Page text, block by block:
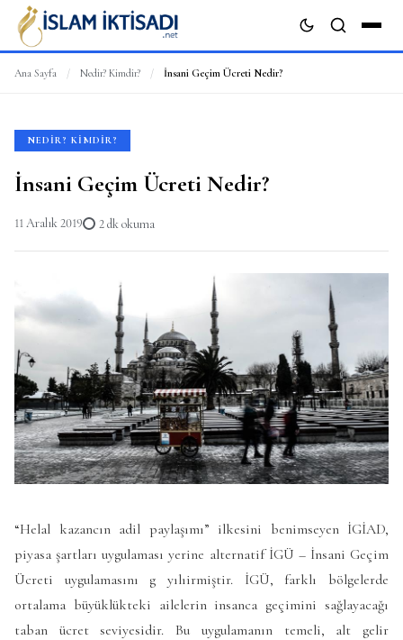
Ana Sayfa / Nedir? Kimdir? / İnsani Geçim Ücreti Nedir?
NEDIR? KIMDIR?
İnsani Geçim Ücreti Nedir?
11 Aralık 2019 2 dk okuma
“Helal kazancın adil paylaşımı” ilkesini benimseyen İGİAD,
piyasa şartları uygulaması yerine alternatif İGÜ – İnsani Geçim
Ücreti uygulamasını g yılıirmiştir. İGÜ, farklı bölgelerde
ortalama büyüklükteki ailelerin insanca geçimini sağlayacağı
taban ücret seviyesidir. Bu uygulamanın temeli, alt gelir